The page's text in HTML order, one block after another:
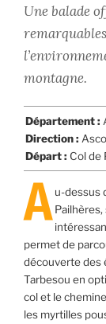
Une balade
montagne.
Département :
Direction :
Départ : Col de
A u-dessus
permet de
découverte des
Tarbesou en
col et le
les myrtilles